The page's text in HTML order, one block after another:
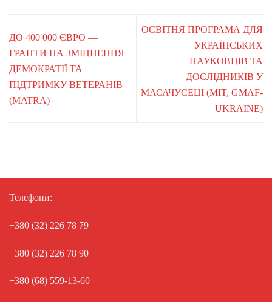
ДО 400 000 ЄВРО —
ГРАНТИ НА ЗМІЦНЕННЯ
ДЕМОКРАТІЇ ТА
ПІДТРИМКУ ВЕТЕРАНІВ
(MATRA)
ОСВІТНЯ ПРОГРАМА ДЛЯ
УКРАЇНСЬКИХ
НАУКОВЦІВ ТА
ДОСЛІДНИКІВ У
МАСАЧУСЕЦІ (MIT, GMAF-
UKRAINE)
Телефони:
+380 (32) 226 78 79
+380 (32) 226 78 90
+380 (68) 559-13-60